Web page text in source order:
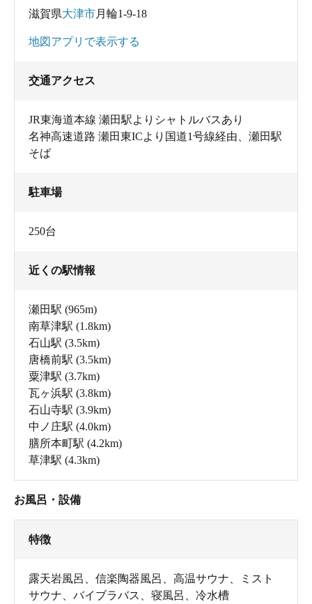
女性用の脱衣所
ンの湯」。全国でも7%しか湧出していない、とても珍し
め加温はしていますが、加水はしていない源泉100%の温
むだけでなく、吸入しても抗酸化機能が高まると言われ
ているんですよ。思いっきりスーハ―してください。
滋賀県大津市月輪1-9-18
地図アプリで表示する
交通アクセス
JR東海道本線 瀬田駅よりシャトルバスあり
名神高速道路 瀬田東ICより国道1号線経由、瀬田駅
そば
駐車場
250台
近くの駅情報
瀬田駅 (965m)
南草津駅 (1.8km)
石山駅 (3.5km)
唐橋前駅 (3.5km)
粟津駅 (3.7km)
瓦ヶ浜駅 (3.8km)
石山寺駅 (3.9km)
中ノ庄駅 (4.0km)
膳所本町駅 (4.2km)
草津駅 (4.3km)
お風呂・設備
特徴
露天岩風呂、信楽陶器風呂、高温サウナ、ミスト
サウナ、バイブラバス、寝風呂、冷水槽